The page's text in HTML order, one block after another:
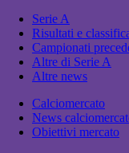
Serie A
Risultati e
Campionati
Altre di Serie A
Altre news
Calciomercato
News
Obiettivi mercato